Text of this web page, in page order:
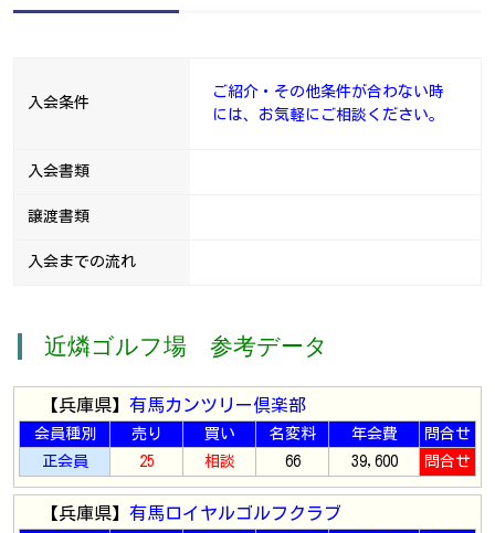
入会条件
ご紹介・その他条件が合わない時
には、お気軽にご相談ください。
入会書類
譲渡書類
入会までの流れ
近燐ゴルフ場 参考データ
【兵庫県】 有馬カンツリー倶楽部
会員種別 売り 買い 名変料 年会費
問合せ
正会員
25 相談 66 39,600 問合せ
【兵庫県】 有馬ロイヤルゴルフクラブ